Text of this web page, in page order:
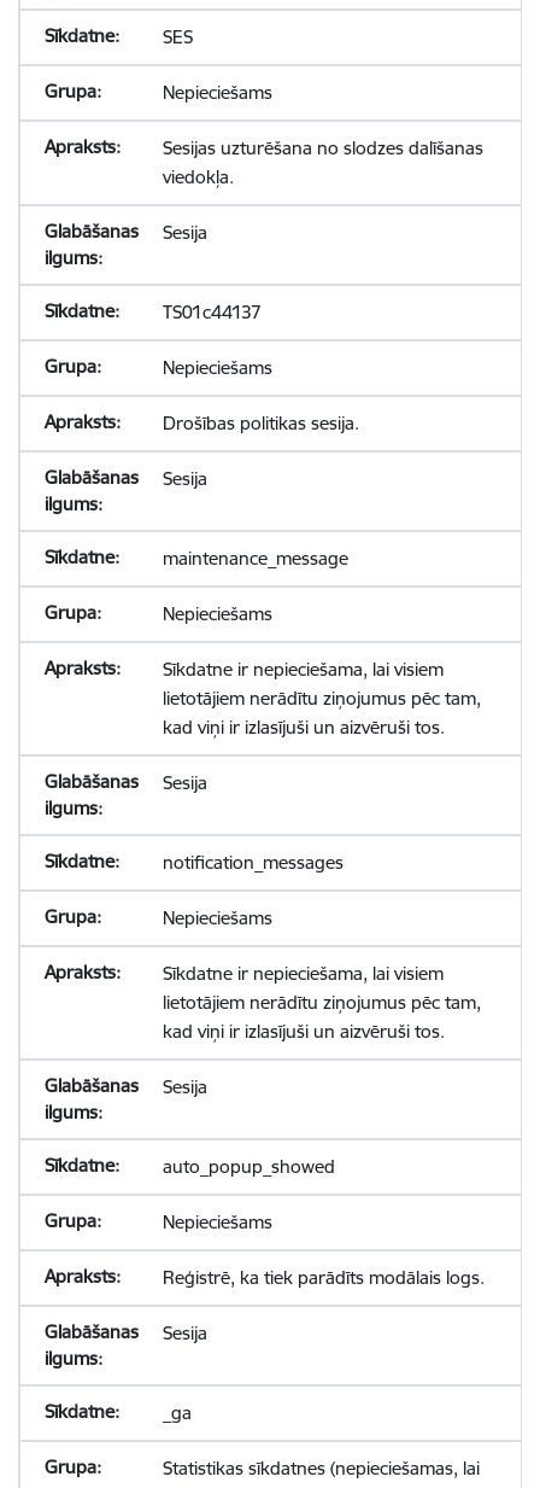
SES
Nepieciešams
Sesijas uzturēšana no slodzes dalīšanas
viedokļa.
Sesija
TS01c44137
Nepieciešams
Drošības politikas sesija.
Sesija
maintenance_message
Nepieciešams
Sīkdatne ir nepieciešama, lai visiem
lietotājiem nerādītu ziņojumus pēc tam,
kad viņi ir izlasījuši un aizvēruši tos.
Sesija
notification_messages
Nepieciešams
Sīkdatne ir nepieciešama, lai visiem
lietotājiem nerādītu ziņojumus pēc tam,
kad viņi ir izlasījuši un aizvēruši tos.
Sesija
auto_popup_showed
Nepieciešams
Reģistrē, ka tiek parādīts modālais logs.
Sesija
_ga
Statistikas sīkdatnes (nepieciešamas, lai